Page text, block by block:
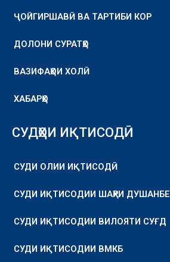
ҶОЙГИРШАВӢ ВА ТАРТИБИ КОР
ДОЛОНИ СУРАТҲО
ВАЗИФАҲОИ ХОЛӢ
ХАБАРҲО
СУДҲОИ ИҚТИСОДӢ
СУДИ ОЛИИ ИҚТИСОДӢ
СУДИ ИҚТИСОДИИ ШАҲРИ ДУШАНБЕ
СУДИ ИҚТИСОДИИ ВИЛОЯТИ СУҒД
СУДИ ИҚТИСОДИИ ВМКБ